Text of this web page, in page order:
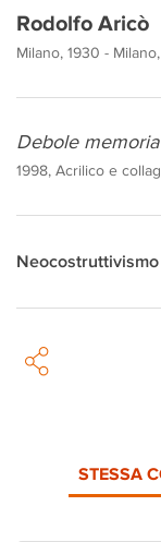
Rodolfo Aricò
Milano, 1930 -
Debole memoria
1998, Acrilico e
Neocostruttivismo
STESSA